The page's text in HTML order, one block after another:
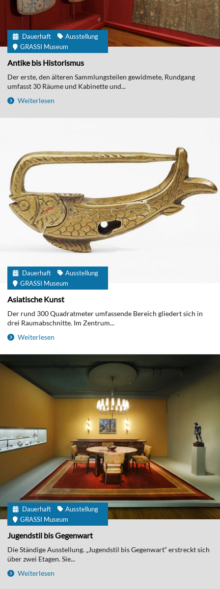
Dauerhaft
Ausstellung
GRASSI Museum
Antike bis Historismus
Der erste, den älteren Sammlungsteilen gewidmete, Rundgang
umfasst 30 Räume und Kabinette und...
Weiterlesen
Dauerhaft
Ausstellung
GRASSI Museum
Asiatische Kunst
Der rund 300 Quadratmeter umfassende Bereich gliedert sich in
drei Raumabschnitte. Im Zentrum...
Weiterlesen
Dauerhaft
Ausstellung
GRASSI Museum
Jugendstil bis Gegenwart
Die Ständige Ausstellung. „Jugendstil bis Gegenwart“ erstreckt sich
über zwei Etagen. Sie...
Weiterlesen